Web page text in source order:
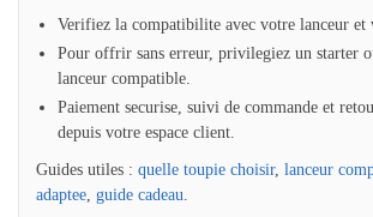
Verifiez la compatibilite avec votre lanceur et
Pour offrir sans erreur, privilegiez un starter
lanceur compatible.
Paiement securise, suivi de commande et
depuis votre espace client.
Guides utiles : quelle toupie choisir, lanceur
adaptee guide cadeau